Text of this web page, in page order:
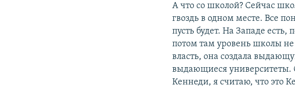
А что со школой? Сейчас
гвоздь в одном месте. Все
пусть будет. На Западе
потом там уровень школы не
власть, она создала
выдающиеся университеты.
Кеннеди, я считаю, что это